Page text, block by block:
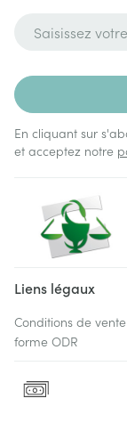
En cliquant sur
et acceptez notre
Liens légaux
Conditions de vente
forme ODR